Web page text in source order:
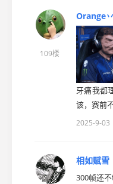
109楼
Orange
牙痛我都
该，赛前
2025-9-03
相如赋雪
300帧还